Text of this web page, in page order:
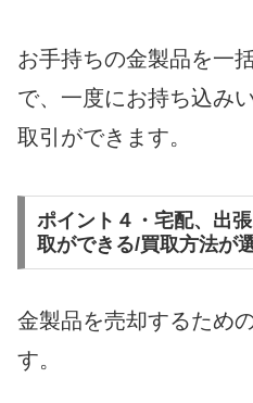
お手持ちの金製品を一
で、一度にお持ち込み
取引ができます。
ポイント４・宅配、出
取ができる/買取方法が
金製品を売却するため
す。